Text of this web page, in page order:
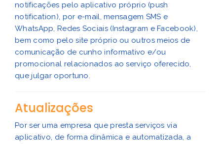
notificações pelo aplicativo próprio (push
notification), por e-mail, mensagem SMS e
WhatsApp, Redes Sociais (Instagram e Facebook),
bem como pelo site próprio ou outros meios de
comunicação de cunho informativo e/ou
promocional relacionados ao serviço oferecido,
que julgar oportuno.
Atualizações
Por ser uma empresa que presta serviços via
aplicativo, de forma dinâmica e automatizada, a